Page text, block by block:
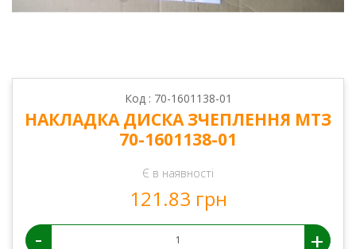
Код : 70-1601138-01
НАКЛАДКА ДИСКА ЗЧЕПЛЕННЯ МТЗ
70-1601138-01
Є в наявності
121.83 грн
- +